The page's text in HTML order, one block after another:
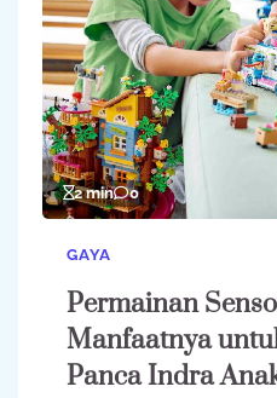
2 min 0
GAYA
Permainan
Manfaatnya
Panca Indra